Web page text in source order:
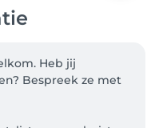
Heb jij
Bespreek ze met